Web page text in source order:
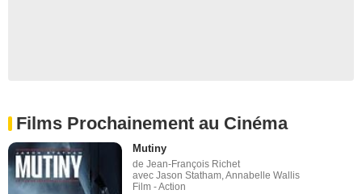
Films Prochainement au Cinéma
Mutiny
de Jean-François Richet
avec Jason Statham, Annabelle Wallis
Film - Action